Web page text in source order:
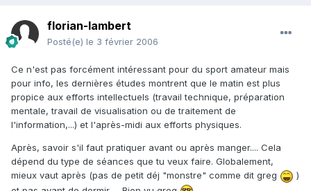
florian-lambert
Posté(e) le 3 février 2006
Ce n'est pas forcément intéressant pour du sport amateur mais
pour info, les dernières études montrent que le matin est plus
propice aux efforts intellectuels (travail technique, préparation
mentale, travail de visualisation ou de traitement de
l'information,...) et l'après-midi aux efforts physiques.
Après, savoir s'il faut pratiquer avant ou après manger.... Cela
dépend du type de séances que tu veux faire. Globalement,
mieux vaut après (pas de petit déj "monstre" comme dit greg
)